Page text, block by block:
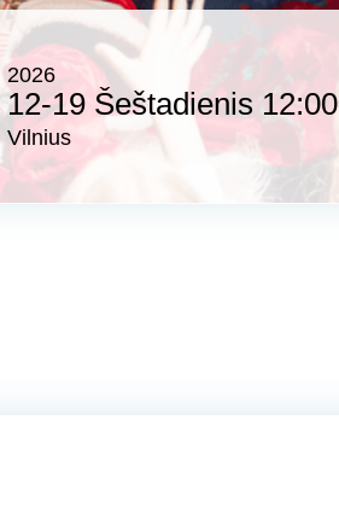
2026
12-19 Šeštadienis 12:00
Vilnius